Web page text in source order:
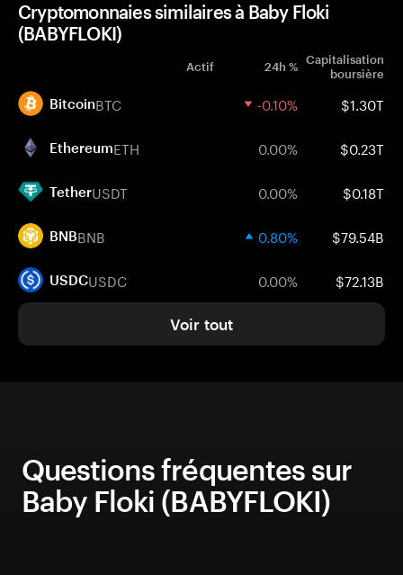
Cryptomonnaies similaires à Baby Floki
(BABYFLOKI)
Actif 24h % Capitalisation
boursière
BitcoinBTC -0.10% $1.30T
EthereumETH 0.00% $0.23T
TetherUSDT 0.00% $0.18T
BNBBNB 0.80% $79.54B
USDCUSDC 0.00% $72.13B
Voir tout
Questions fréquentes sur
Baby Floki (BABYFLOKI)